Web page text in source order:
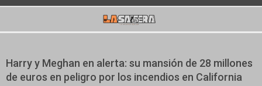
Harry y Meghan en alerta: su mansión de 28 millones
de euros en peligro por los incendios en California